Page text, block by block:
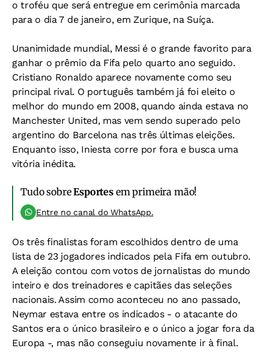
o troféu que será entregue em cerimônia marcada
para o dia 7 de janeiro, em Zurique, na Suíça.
Unanimidade mundial, Messi é o grande favorito para
ganhar o prêmio da Fifa pelo quarto ano seguido.
Cristiano Ronaldo aparece novamente como seu
principal rival. O português também já foi eleito o
melhor do mundo em 2008, quando ainda estava no
Manchester United, mas vem sendo superado pelo
argentino do Barcelona nas três últimas eleições.
Enquanto isso, Iniesta corre por fora e busca uma
vitória inédita.
Tudo sobreEsportesem primeira mão!
Entre no canal do WhatsApp.
Os três finalistas foram escolhidos dentro de uma
lista de 23 jogadores indicados pela Fifa em outubro.
A eleição contou com votos de jornalistas do mundo
inteiro e dos treinadores e capitães das seleções
nacionais. Assim como aconteceu no ano passado,
Neymar estava entre os indicados - o atacante do
Santos era o único brasileiro e o único a jogar fora da
Europa -, mas não conseguiu novamente ir à final.